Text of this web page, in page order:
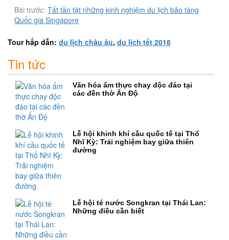
Bài trước: Tất tần tật những kinh nghiệm du lịch bảo tàng
Quốc gia Singapore
Tour hấp dẫn: du lịch châu âu, du lịch tết 2018
Tin tức
Văn hóa ẩm thực chay độc đáo tại
các đền thờ Ấn Độ
Lễ hội khinh khí cầu quốc tế tại Thổ
Nhĩ Kỳ: Trải nghiệm bay giữa thiên
đường
Lễ hội té nước Songkran tại Thái Lan:
Những điều cần biết